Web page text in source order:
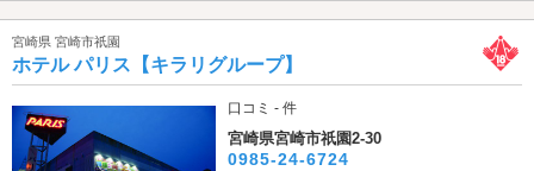
宮崎県 宮崎市祇園
ホテル パリス【キラリグループ】
口コミ - 件
宮崎県宮崎市祇園2-30
0985-24-6724